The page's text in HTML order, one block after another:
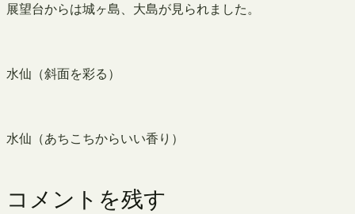
展望台からは城ヶ島、大島が見られました。
水仙（斜面を彩る）
水仙（あちこちからいい香り）
コメントを残す